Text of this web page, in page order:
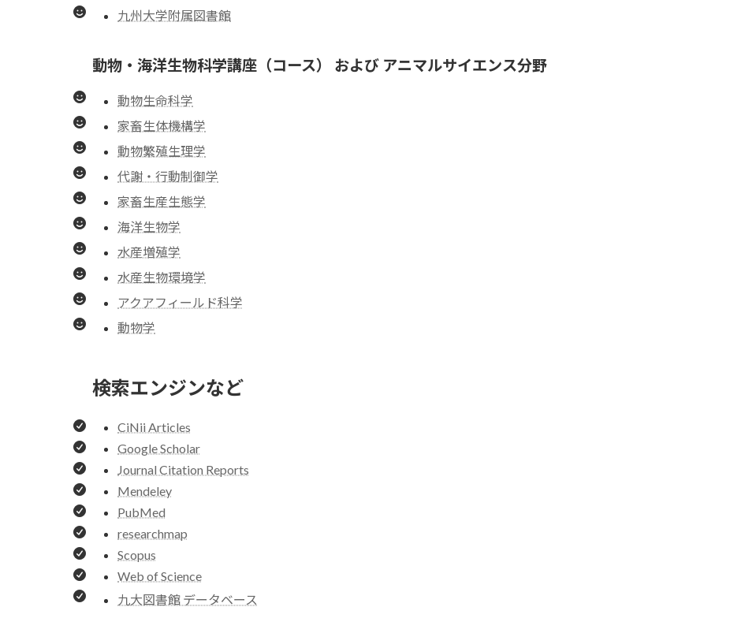
九州大学附属図書館
動物・海洋生物科学講座（コース） および アニマルサイエンス分野
動物生命科学
家畜生体機構学
動物繁殖生理学
代謝・行動制御学
家畜生産生態学
海洋生物学
水産増殖学
水産生物環境学
アクアフィールド科学
動物学
検索エンジンなど
CiNii Articles
Google Scholar
Journal Citation Reports
Mendeley
PubMed
researchmap
Scopus
Web of Science
九大図書館 データベース